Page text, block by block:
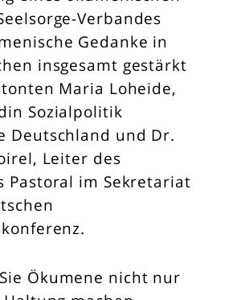
Verbandes
Gedanke in
insgesamt gestärkt
Maria Loheide,
Sozialpolitik
Deutschland und Dr.
Leiter des
Pastoral im Sekretariat
Ökumene nicht nur